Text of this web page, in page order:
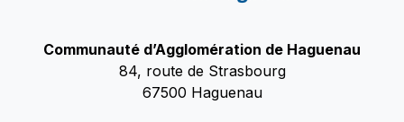
Communauté d’Agglomération de Haguenau
84, route de Strasbourg
67500 Haguenau